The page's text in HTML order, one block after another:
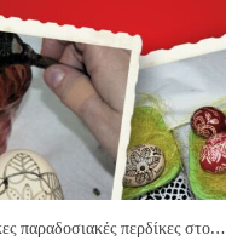
παραδοσιακές περδίκες στο…